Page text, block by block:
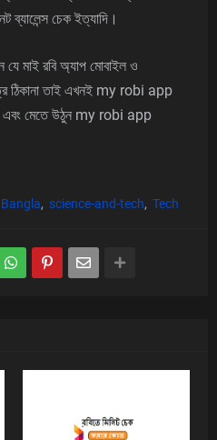
ব্যালেন্স চেক ইত্যাদি।
যে মাই রবি অ্যাপ মোবাইল ও
ঠিকানা তাই এখনই my robi app
এবং মেতে উঠুন my robi app
Bangla science-and-tech Tech